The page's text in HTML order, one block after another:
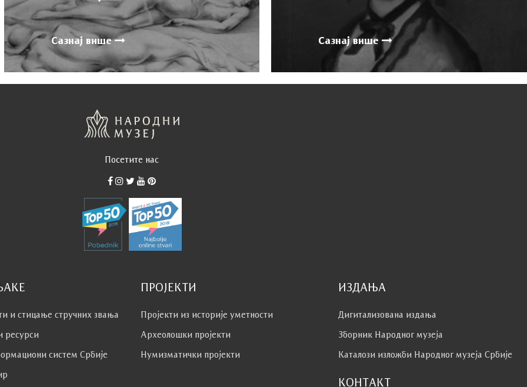
Сазнај више Сазнај више
Посетите нас
и стицање стручних звања
ресурси
систем Србије
ПРОЈЕКТИ
Пројекти из историје уметности
Археолошки пројекти
Нумизматички пројекти
ИЗДАЊА
Дигитализована издања
Зборник Народног музеја
Каталози изложби Народног музеја Србије
КОНТАКТ